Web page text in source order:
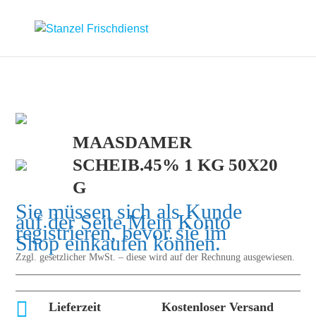
MAASDAMER
SCHEIB.45% 1 KG 50X20
G
Sie müssen sich als Kunde
auf der SeiteMein Konto
registrieren, bevor sie im
Shop einkaufen können.
Zzgl. gesetzlicher MwSt. – diese wird auf der Rechnung ausgewiesen.
 Lieferzeit Kostenloser Versand